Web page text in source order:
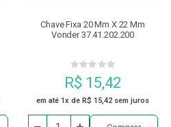
Chave Fixa 20 Mm X 22 Mm
Vonder 37.41.202.200
R$ 15,42
em até 1x de R$ 15,42 sem juros